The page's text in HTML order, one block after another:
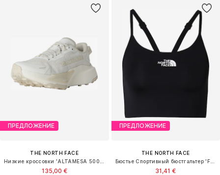
ПРЕДЛОЖЕНИЕ
THE NORTH FACE
135,00 €
ПРЕДЛОЖЕНИЕ
THE NORTH FACE
31,41 €